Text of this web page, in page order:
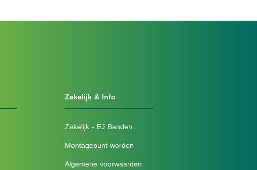
Zakelijk & Info
Zakelijk - EJ Banden
Montagepunt worden
Algemene voorwaarden